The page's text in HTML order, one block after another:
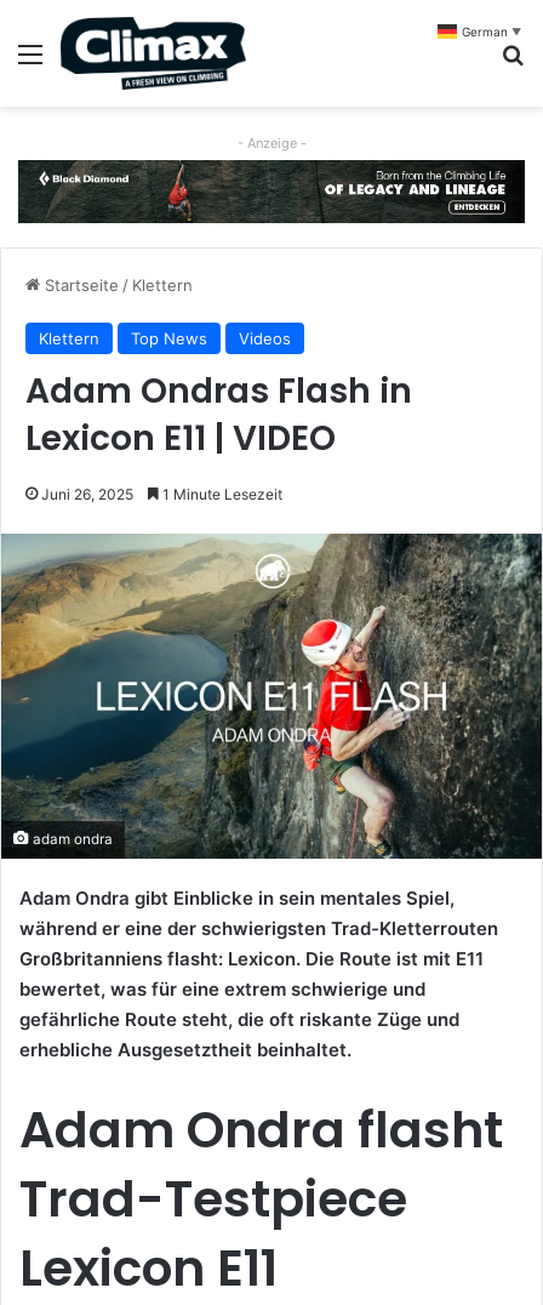
Menü
- Anzeige -
Startseite / Klettern
Klettern Top News Videos
Adam Ondras Flash in
Lexicon E11 | VIDEO
Juni 26, 2025 1 Minute Lesezeit
adam ondra
Adam Ondra gibt Einblicke in sein mentales Spiel,
während er eine der schwierigsten Trad-Kletterrouten
Großbritanniens flasht: Lexicon. Die Route ist mit E11
bewertet, was für eine extrem schwierige und
gefährliche Route steht, die oft riskante Züge und
erhebliche Ausgesetztheit beinhaltet.
Adam Ondra flasht
Trad-Testpiece
Lexicon E11
German ▼